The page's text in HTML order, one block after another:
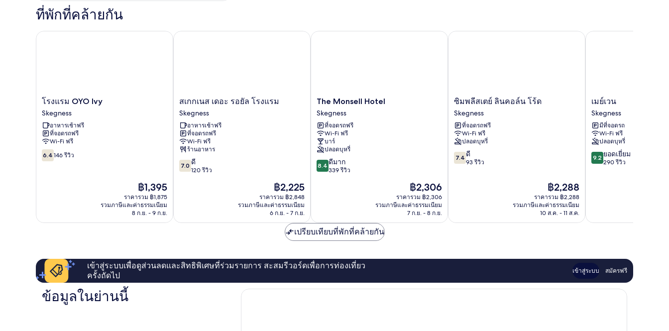
ห้อง
นอน,
กับ
อ
ท
ส่วน
ที่พักที่คล้ายกัน
โรงแรม
OYO
Ivy
Skegness
โรงแรม OYO Ivy
Skegness
อาหารเช้าฟรี
ที่จอดรถฟรี
Wi-Fi ฟรี
6.4
จาก
6.4 146 รีวิว
ราคา
ปัจจุบัน
คือ
฿1,395
฿1,395
ราคารวม ฿1,875
รวมภาษีและค่าธรรมเนียม
8 ก.ย. - 9 ก.ย.
โรงแรม OYO Ivy
ส
เกก
เนส
เดอะ
รอยัล
โรงแรม
Skegness
สเกกเนส เดอะ รอยัล โรงแรม
Skegness
อาหารเช้าฟรี
ที่จอดรถฟรี
Wi-Fi ฟรี
ร้านอาหาร
7.0
จาก
7.0 ดี
120 รีวิว
ราคา
ปัจจุบัน
คือ
฿2,225
฿2,225
ราคารวม ฿2,848
รวมภาษีและค่าธรรมเนียม
6 ก.ย. - 7 ก.ย.
สเกกเนส เดอะ รอยัล โรงแรม
The
Monsell
Hotel
Skegness
The Monsell Hotel
Skegness
ที่จอดรถฟรี
Wi-Fi ฟรี
บาร์
ปลอดบุหรี่
8.4
จาก
8.4 ดีมาก
339 รีวิว
ราคา
ปัจจุบัน
คือ
฿2,306
฿2,306
ราคารวม ฿2,306
รวมภาษีและค่าธรรมเนียม
7 ก.ย. - 8 ก.ย.
The Monsell Hotel
ซิม
พลี
สเตย์
ลินคอล์น
โร้ด
Skegness
ซิมพลีสเตย์ ลินคอล์น โร้ด
Skegness
ที่จอดรถฟรี
Wi-Fi ฟรี
ปลอดบุหรี่
7.4
จาก
7.4 ดี
93 รีวิว
ราคา
ปัจจุบัน
คือ
฿2,288
฿2,288
ราคารวม ฿2,288
รวมภาษีและค่าธรรมเนียม
10 ส.ค. - 11 ส.ค.
ซิมพลีสเตย์ ลินคอล์น โร้ด
เมย์
เวน
Skegness
เมย์เวน
Skegness
มีที่จอดรถ
Wi-Fi ฟรี
ปลอดบุหรี่
9.2
จาก
9.2 ยอดเยี่ยม
290 รีวิว
เมย์เวน
เปรียบเทียบที่พักที่คล้ายกัน
เข้าสู่ระบบเพื่อดูส่วนลดและสิทธิพิเศษที่ร่วมรายการ สะสมรีวอร์ดเพื่อการท่องเที่ยว
ครั้งถัดไป
เข้าสู่ระบบ สมัครฟรี
ข้อมูลในย่านนี้